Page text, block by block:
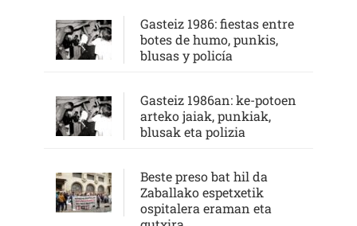
Gasteiz 1986: fiestas entre
botes de humo, punkis,
blusas y policía
Gasteiz 1986an: ke-potoen
arteko jaiak, punkiak,
blusak eta polizia
Beste preso bat hil da
Zaballako espetxetik
ospitalera eraman eta